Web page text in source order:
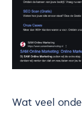
Wat veel